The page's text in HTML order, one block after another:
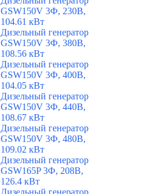
GSW150V 3Ф, 230В,
104.61 кВт
Дизельный генератор
GSW150V 3Ф, 380В,
108.56 кВт
Дизельный генератор
GSW150V 3Ф, 400В,
104.05 кВт
Дизельный генератор
GSW150V 3Ф, 440В,
108.67 кВт
Дизельный генератор
GSW150V 3Ф, 480В,
109.02 кВт
Дизельный генератор
GSW165P 3Ф, 208В,
126.4 кВт